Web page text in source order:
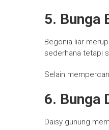
5. Bunga
Begonia liar
sederhana tetapi
Selain
6. Bunga
Daisy gunung